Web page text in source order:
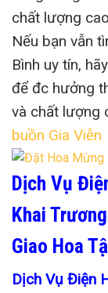
chất lượng
Nếu bạn vẫn
Bình uy tín,
để đc hưởng
và chất lượng
buồn Gia Viễn
Dịch Vụ
Khai
Giao Hoa
Dịch Vụ Điện